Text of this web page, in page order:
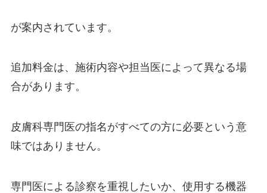
が案内されています。
追加料金は、施術内容や担当医によって異なる場
合があります。
皮膚科専門医の指名がすべての方に必要という意
味ではありません。
専門医による診察を重視したいか、使用する機器